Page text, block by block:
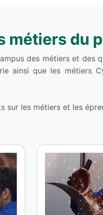
métiers du
des métiers et des
ainsi que les métiers
sur les métiers et les